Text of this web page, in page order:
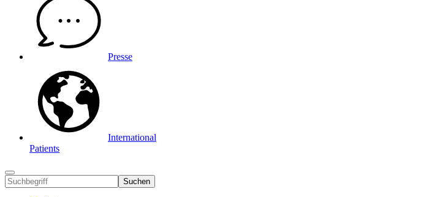
Presse
International
Patients
Suchen